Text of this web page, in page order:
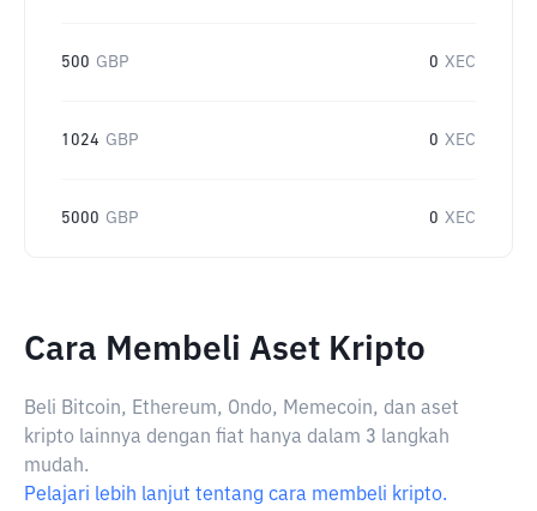
500 GBP 0 XEC
1024 GBP 0 XEC
5000 GBP 0 XEC
Cara Membeli Aset Kripto
Beli Bitcoin, Ethereum, Ondo, Memecoin, dan aset
kripto lainnya dengan fiat hanya dalam 3 langkah
mudah.
Pelajari lebih lanjut tentang cara membeli kripto.